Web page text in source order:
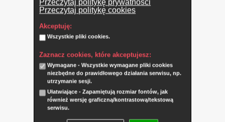
Przeczytaj politykę prywatności
Przeczytaj politykę cookies
Akceptuję:
Wszystkie pliki cookies.
Zaznacz cookies, które akceptujesz:
Wymagane - Wszystkie wymagane pliki cookies
niezbędne do prawidłowego działania serwisu, np.
utrzymanie sesji.
Ułatwiające - Zapamiętują rozmiar fontów, jak
również wersję graficzną/kontrastową/tekstową
serwisu.